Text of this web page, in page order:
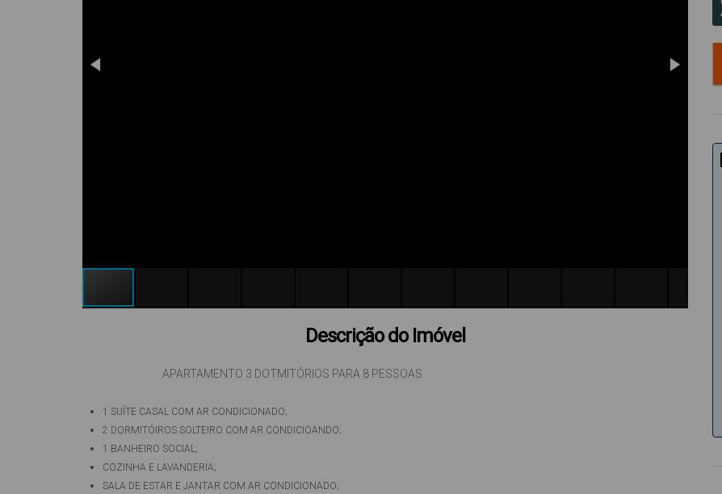
Descrição do Imóvel
APARTAMENTO 3 DOTMITÓRIOS PARA 8 PESSOAS
1 SUÍTE CASAL COM AR CONDICIONADO;
2 DORMITÓIROS SOLTEIRO COM AR CONDICIOANDO;
1 BANHEIRO SOCIAL;
COZINHA E LAVANDERIA;
SALA DE ESTAR E JANTAR COM AR CONDICIONADO;